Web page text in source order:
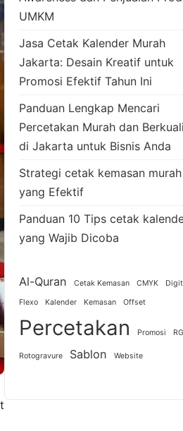
UMKM
Jasa Cetak Kalender Murah
Jakarta: Desain Kreatif untuk
Promosi Efektif Tahun Ini
Panduan Lengkap Mencari
Percetakan Murah dan
di Jakarta untuk Bisnis Anda
Strategi cetak kemasan murah
yang Efektif
Panduan 10 Tips cetak
yang Wajib Dicoba
Al-Quran Cetak Kemasan CMYK
Flexo Kalender Kemasan Offset
Percetakan Promosi
Rotogravure Sablon Website